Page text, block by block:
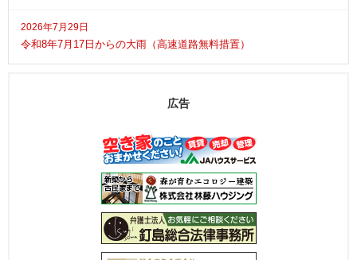
2026年7月29日
令和8年7月17日からの大雨（高速道路無料措置）
広告